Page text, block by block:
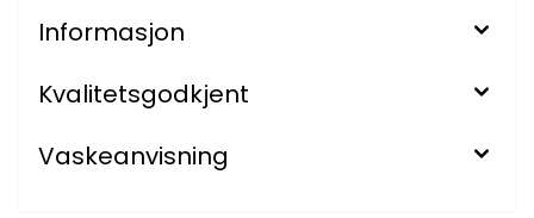
Informasjon
Kvalitetsgodkjent
Vaskeanvisning